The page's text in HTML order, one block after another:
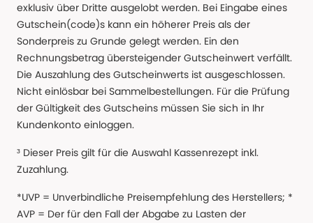
exklusiv über Dritte ausgelobt werden. Bei Eingabe eines
Gutschein(code)s kann ein höherer Preis als der
Sonderpreis zu Grunde gelegt werden. Ein den
Rechnungsbetrag übersteigender Gutscheinwert verfällt.
Die Auszahlung des Gutscheinwerts ist ausgeschlossen.
Nicht einlösbar bei Sammelbestellungen. Für die Prüfung
der Gültigkeit des Gutscheins müssen Sie sich in Ihr
Kundenkonto einloggen.
³ Dieser Preis gilt für die Auswahl Kassenrezept inkl.
Zuzahlung.
*UVP = Unverbindliche Preisempfehlung des Herstellers; *
AVP = Der für den Fall der Abgabe zu Lasten der